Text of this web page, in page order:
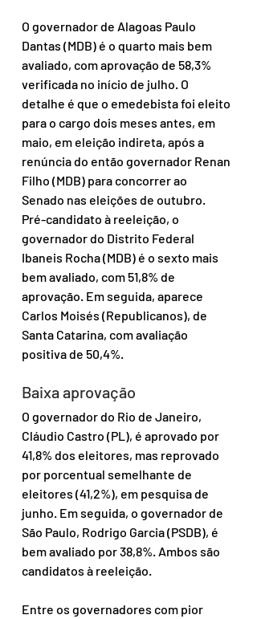
O governador de Alagoas Paulo
Dantas (MDB) é o quarto mais bem
avaliado, com aprovação de 58,3%
verificada no início de julho. O
detalhe é que o emedebista foi eleito
para o cargo dois meses antes, em
maio, em eleição indireta, após a
renúncia do então governador Renan
Filho (MDB) para concorrer ao
Senado nas eleições de outubro.
Pré-candidato à reeleição, o
governador do Distrito Federal
Ibaneis Rocha (MDB) é o sexto mais
bem avaliado, com 51,8% de
aprovação. Em seguida, aparece
Carlos Moisés (Republicanos), de
Santa Catarina, com avaliação
positiva de 50,4%.
Baixa aprovação
O governador do Rio de Janeiro,
Cláudio Castro (PL), é aprovado por
41,8% dos eleitores, mas reprovado
por porcentual semelhante de
eleitores (41,2%), em pesquisa de
junho. Em seguida, o governador de
São Paulo, Rodrigo Garcia (PSDB), é
bem avaliado por 38,8%. Ambos são
candidatos à reeleição.
Entre os governadores com pior